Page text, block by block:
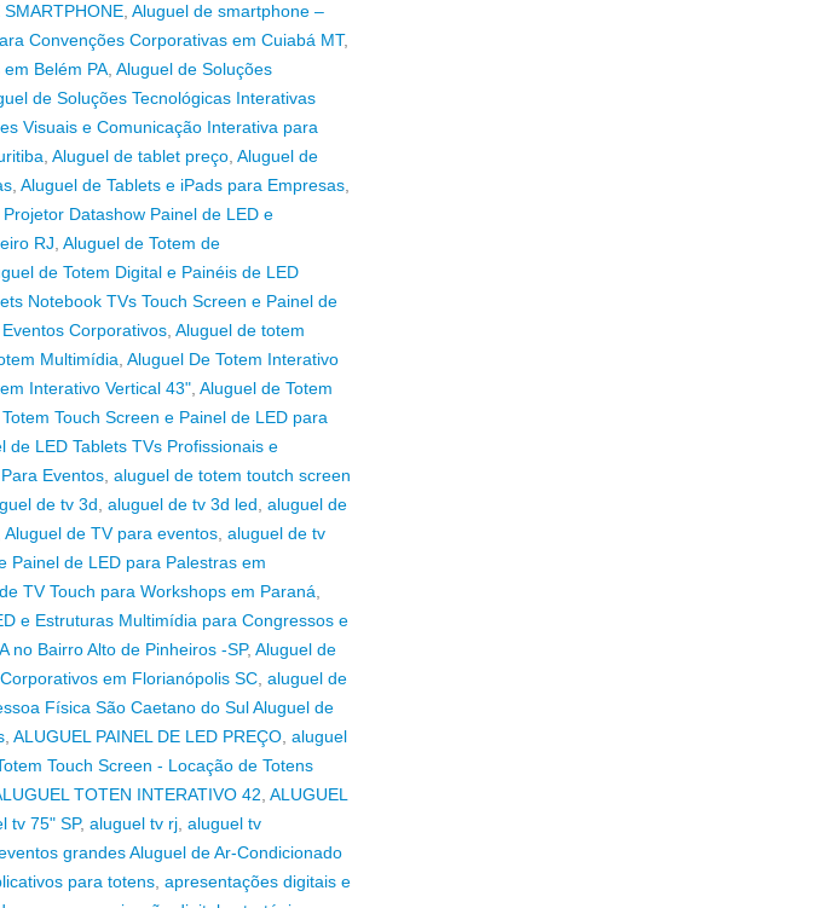
, Aluguel de smartphone –
Convenções Corporativas em Cuiabá MT,
Belém PA, Aluguel de Soluções
de Soluções Tecnológicas Interativas
Visuais e Comunicação Interativa para
, Aluguel de tablet preço, Aluguel de
, Aluguel de Tablets e iPads para Empresas,
Datashow Painel de LED e
RJ, Aluguel de Totem de
de Totem Digital e Painéis de LED
Notebook TVs Touch Screen e Painel de
Corporativos, Aluguel de totem
Multimídia, Aluguel De Totem Interativo
Interativo Vertical 43", Aluguel de Totem
Touch Screen e Painel de LED para
de LED Tablets TVs Profissionais e
Eventos, aluguel de totem toutch screen
de tv 3d, aluguel de tv 3d led, aluguel de
Aluguel de TV para eventos, aluguel de tv
Painel de LED para Palestras em
TV Touch para Workshops em Paraná,
e Estruturas Multimídia para Congressos e
no Bairro‎ Alto de Pinheiros‎ -SP, Aluguel de
em Florianópolis SC, aluguel de
Física São Caetano do Sul Aluguel de
, ALUGUEL PAINEL DE LED PREÇO, aluguel
Touch Screen - Locação de Totens
TOTEN INTERATIVO 42, ALUGUEL
tv 75" SP, aluguel tv rj, aluguel tv
grandes Aluguel de Ar-Condicionado
para totens, apresentações digitais e